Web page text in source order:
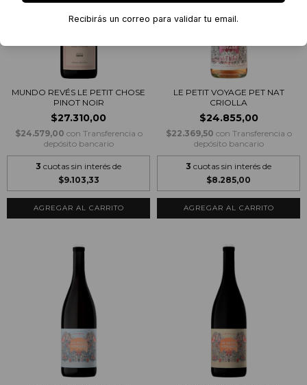
MUNDO REVÉS LE PETIT CHOSE
PINOT NOIR
$27.310,00
$24.579,00 con Transferencia o
depósito bancario
3 cuotas sin interés de
$9.103,33
LE PETIT VOYAGE PET NAT
CRIOLLA
$24.855,00
$22.369,50 con Transferencia o
depósito bancario
3 cuotas sin interés de
$8.285,00
Recibirás un correo para validar tu email.